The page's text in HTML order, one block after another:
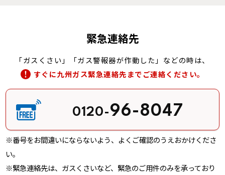
緊急連絡先
「ガスくさい」「ガス警報器が作動した」などの時は、
すぐに九州ガス緊急連絡先までご連絡ください。
0120-96-8047
※番号をお間違いにならないよう、よくご確認のうえおかけくださ
い。
※緊急連絡先は、ガスくさいなど、緊急のご用件のみを承っており